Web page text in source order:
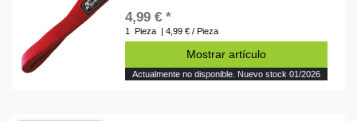
4,99 € *
1 Pieza | 4,99 € / Pieza
Mostrar artículo
Actualmente no disponible. Nuevo stock 01/2026